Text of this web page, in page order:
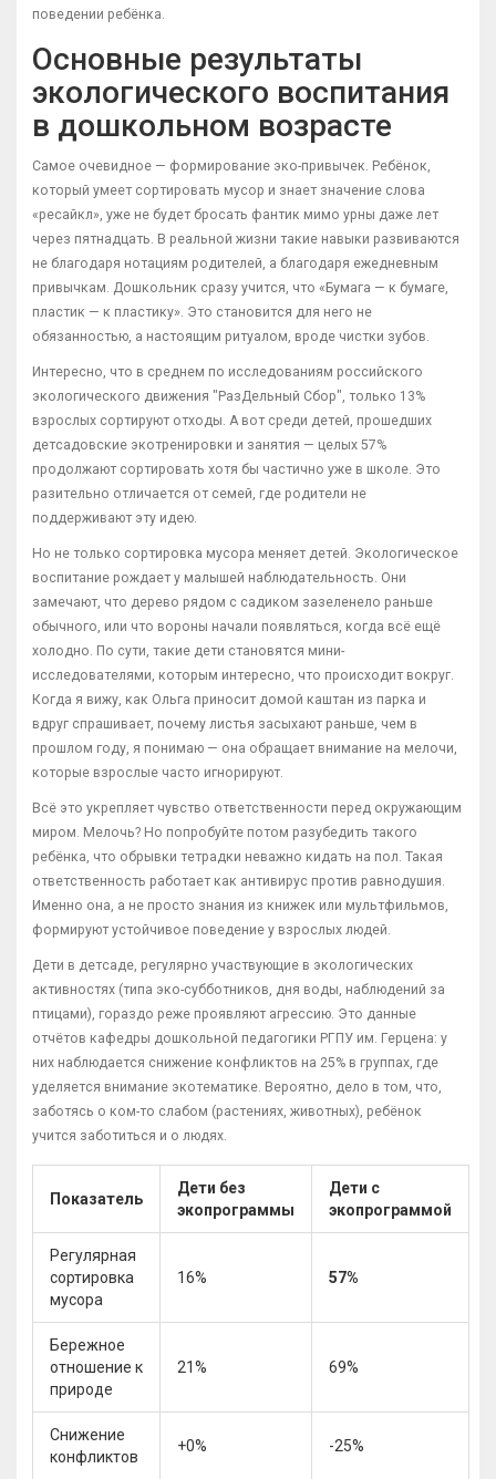
поведении ребёнка.
Основные результаты
экологического воспитания
в дошкольном возрасте
Самое очевидное — формирование эко-привычек. Ребёнок,
который умеет сортировать мусор и знает значение слова
«ресайкл», уже не будет бросать фантик мимо урны даже лет
через пятнадцать. В реальной жизни такие навыки развиваются
не благодаря нотациям родителей, а благодаря ежедневным
привычкам. Дошкольник сразу учится, что «Бумага — к бумаге,
пластик — к пластику». Это становится для него не
обязанностью, а настоящим ритуалом, вроде чистки зубов.
Интересно, что в среднем по исследованиям российского
экологического движения "РазДельный Сбор", только 13%
взрослых сортируют отходы. А вот среди детей, прошедших
детсадовские экотренировки и занятия — целых 57%
продолжают сортировать хотя бы частично уже в школе. Это
разительно отличается от семей, где родители не
поддерживают эту идею.
Но не только сортировка мусора меняет детей. Экологическое
воспитание рождает у малышей наблюдательность. Они
замечают, что дерево рядом с садиком зазеленело раньше
обычного, или что вороны начали появляться, когда всё ещё
холодно. По сути, такие дети становятся мини-
исследователями, которым интересно, что происходит вокруг.
Когда я вижу, как Ольга приносит домой каштан из парка и
вдруг спрашивает, почему листья засыхают раньше, чем в
прошлом году, я понимаю — она обращает внимание на мелочи,
которые взрослые часто игнорируют.
Всё это укрепляет чувство ответственности перед окружающим
миром. Мелочь? Но попробуйте потом разубедить такого
ребёнка, что обрывки тетрадки неважно кидать на пол. Такая
ответственность работает как антивирус против равнодушия.
Именно она, а не просто знания из книжек или мультфильмов,
формируют устойчивое поведение у взрослых людей.
Дети в детсаде, регулярно участвующие в экологических
активностях (типа эко-субботников, дня воды, наблюдений за
птицами), гораздо реже проявляют агрессию. Это данные
отчётов кафедры дошкольной педагогики РГПУ им. Герцена: у
них наблюдается снижение конфликтов на 25% в группах, где
уделяется внимание экотематике. Вероятно, дело в том, что,
заботясь о ком-то слабом (растениях, животных), ребёнок
учится заботиться и о людях.
Показатель
Дети без
экопрограммы
Дети с
экопрограммой
Регулярная
сортировка
мусора
16% 57%
Бережное
отношение к
природе
21% 69%
Снижение
конфликтов
+0% -25%